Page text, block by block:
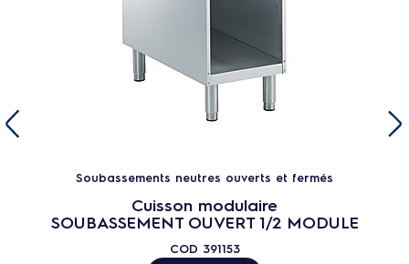
Soubassements neutres ouverts et fermés
Cuisson modulaire
SOUBASSEMENT OUVERT 1/2 MODULE
COD 391153